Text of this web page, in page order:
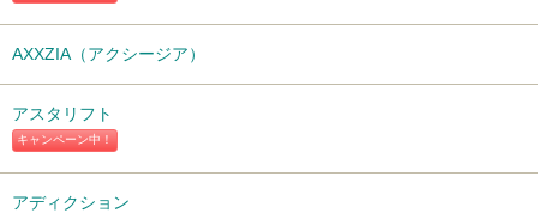
AXXZIA（アクシージア）
キャンペーン中！
アスタリフト
アディクション